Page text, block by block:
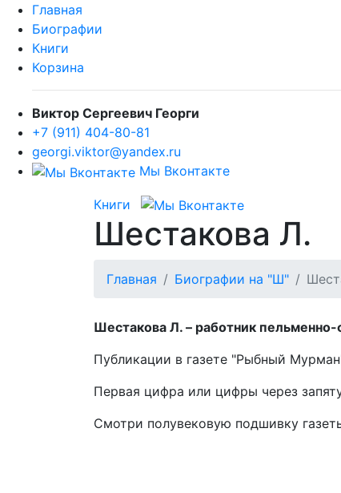
Главная
Биографии
Книги
Корзина
Виктор Сергеевич Георги
+7 (911) 404-80-81
georgi.viktor@yandex.ru
Мы Вконтакте
Книги
Шестакова Л.
Главная Биографии на "Ш"
Шестакова Л. – работник
Публикации в газете "Рыбный
Первая цифра или цифры через
Смотри полувековую подшивку